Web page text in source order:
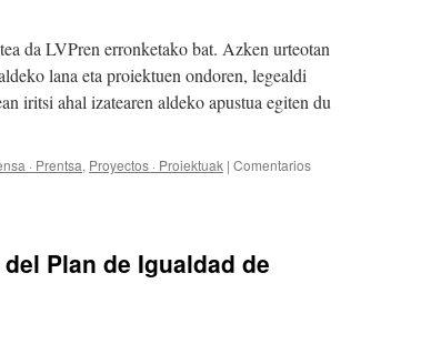
da LVPren erronketako bat. Azken urteotan
lana eta proiektuen ondoren, legealdi
iritsi ahal izatearen aldeko apustua egiten du
· Prentsa, Proyectos · Proiektuak | Comentarios
del Plan de Igualdad de